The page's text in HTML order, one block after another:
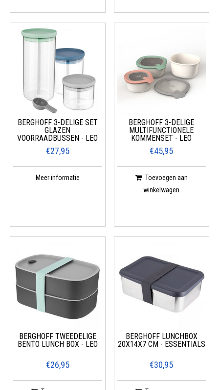
BERGHOFF 3-DELIGE SET
GLAZEN
VOORRAADBUSSEN - LEO
€27,95
Meer informatie
BERGHOFF 3-DELIGE
MULTIFUNCTIONELE
KOMMENSET - LEO
€45,95
Toevoegen aan
winkelwagen
BERGHOFF TWEEDELIGE
BENTO LUNCH BOX - LEO
€26,95
BERGHOFF LUNCHBOX
20X14X7 CM - ESSENTIALS
€30,95